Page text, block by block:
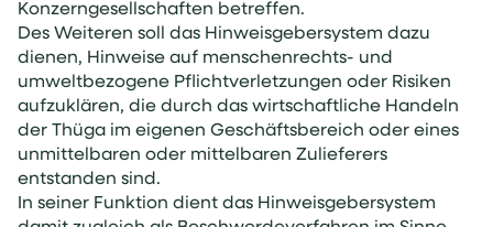
Konzerngesellschaften betreffen.
Des Weiteren soll das Hinweisgebersystem dazu
dienen, Hinweise auf menschenrechts- und
umweltbezogene Pflichtverletzungen oder Risiken
aufzuklären, die durch das wirtschaftliche Handeln
der Thüga im eigenen Geschäftsbereich oder eines
unmittelbaren oder mittelbaren Zulieferers
entstanden sind.
In seiner Funktion dient das Hinweisgebersystem